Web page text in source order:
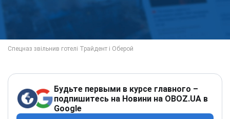
Будьте первыми в курсе главного –
подпишитесь на Новини на OBOZ.UA в
Google